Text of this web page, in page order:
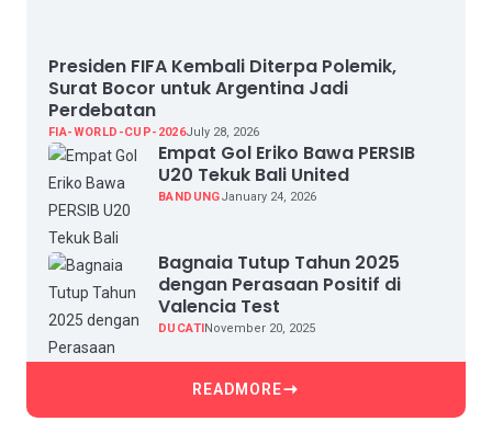
Presiden FIFA Kembali Diterpa Polemik,
Surat Bocor untuk Argentina Jadi
Perdebatan
FIA-WORLD-CUP-2026July 28, 2026
Empat Gol Eriko Bawa PERSIB
U20 Tekuk Bali United
BANDUNGJanuary 24, 2026
Bagnaia Tutup Tahun 2025
dengan Perasaan Positif di
Valencia Test
DUCATINovember 20, 2025
READMORE